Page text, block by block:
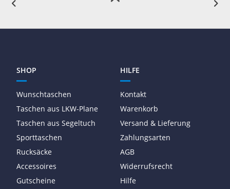
SHOP
Wunschtaschen
Taschen aus LKW-Plane
Taschen aus Segeltuch
Sporttaschen
Rucksäcke
Accessoires
Gutscheine
HILFE
Kontakt
Warenkorb
Versand & Lieferung
Zahlungsarten
AGB
Widerrufsrecht
Hilfe